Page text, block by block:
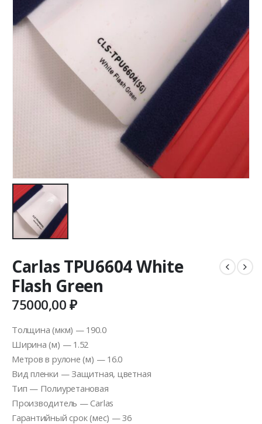
Carlas TPU6604 White
Flash Green
75000,00₽
Толщина (мкм) — 190.0
Ширина (м) — 1.52
Метров в рулоне (м) — 16.0
Вид пленки — Защитная, цветная
Тип — Полиуретановая
Производитель — Carlas
Гарантийный срок (мес) — 36